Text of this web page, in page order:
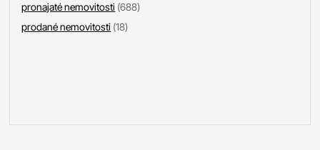
pronajaté nemovitosti (688)
prodané nemovitosti (18)